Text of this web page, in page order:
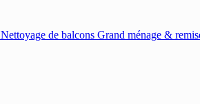
Nettoyage de balcons Grand ménage &